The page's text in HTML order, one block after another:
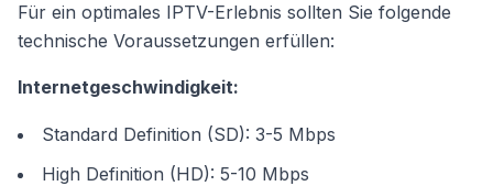
Für ein optimales IPTV-Erlebnis sollten Sie folgende
technische Voraussetzungen erfüllen:
Internetgeschwindigkeit:
Standard Definition (SD): 3-5 Mbps
High Definition (HD): 5-10 Mbps